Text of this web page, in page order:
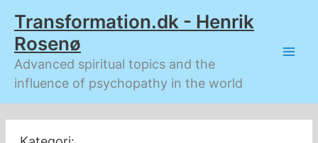
indholdet
Transformation.dk - Henrik
Rosenø
Advanced spiritual topics and the
influence of psychopathy in the world